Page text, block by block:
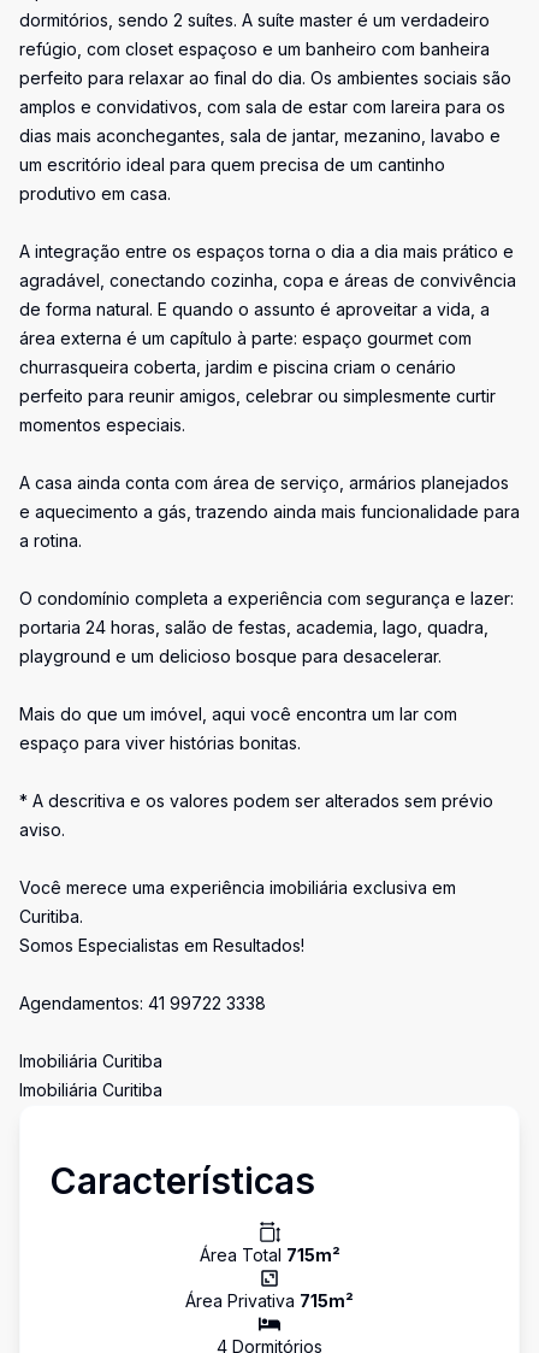
dormitórios, sendo 2 suítes. A suíte master é um verdadeiro
refúgio, com closet espaçoso e um banheiro com banheira
perfeito para relaxar ao final do dia. Os ambientes sociais são
amplos e convidativos, com sala de estar com lareira para os
dias mais aconchegantes, sala de jantar, mezanino, lavabo e
um escritório ideal para quem precisa de um cantinho
produtivo em casa.
A integração entre os espaços torna o dia a dia mais prático e
agradável, conectando cozinha, copa e áreas de convivência
de forma natural. E quando o assunto é aproveitar a vida, a
área externa é um capítulo à parte: espaço gourmet com
churrasqueira coberta, jardim e piscina criam o cenário
perfeito para reunir amigos, celebrar ou simplesmente curtir
momentos especiais.
A casa ainda conta com área de serviço, armários planejados
e aquecimento a gás, trazendo ainda mais funcionalidade para
a rotina.
O condomínio completa a experiência com segurança e lazer:
portaria 24 horas, salão de festas, academia, lago, quadra,
playground e um delicioso bosque para desacelerar.
Mais do que um imóvel, aqui você encontra um lar com
espaço para viver histórias bonitas.
* A descritiva e os valores podem ser alterados sem prévio
aviso.
Você merece uma experiência imobiliária exclusiva em
Curitiba.
Somos Especialistas em Resultados!
Agendamentos: 41 99722 3338
Imobiliária Curitiba
Imobiliária Curitiba
Características
Área Total 715m²
Área Privativa 715m²
4 Dormitórios